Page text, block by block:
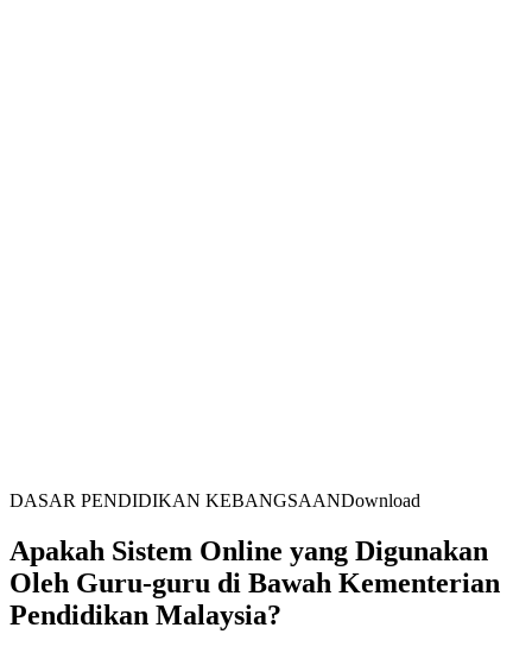
DASAR PENDIDIKAN KEBANGSAANDownload
Apakah Sistem Online yang Digunakan
Oleh Guru-guru di Bawah Kementerian
Pendidikan Malaysia?